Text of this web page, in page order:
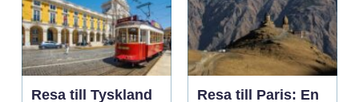
Resa till Tyskland
Resa till Paris: En